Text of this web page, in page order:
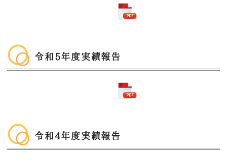
令和5年度実績報告
令和4年度実績報告